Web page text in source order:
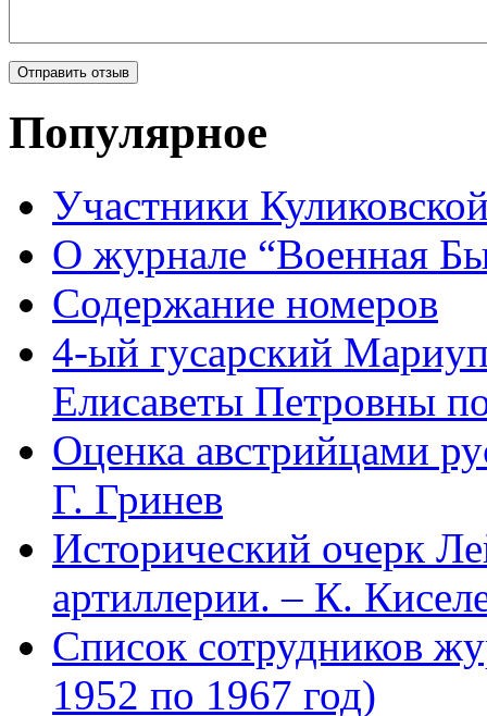
Популярное
Участники
О журнале “Военная
Содержание номеров
4-ый гусарский
Елисаветы Петровны
Оценка австрийцами
Г. Гринев
Исторический очерк
артиллерии. – К.
Список сотрудников
1952 по 1967 год)